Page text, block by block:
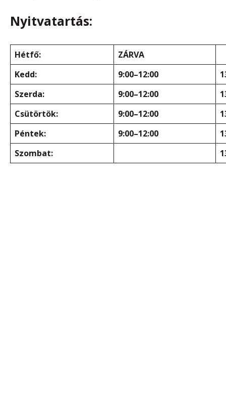
Nyitvatartás:
Hétfő:
ZÁRVA
Kedd:
9:00–12:00
Szerda:
9:00–12:00
Csütörtök:
9:00–12:00
Péntek:
9:00–12:00
Szombat: